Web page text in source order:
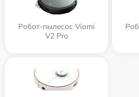
Робот-пылесос Viomi
V2 Pro